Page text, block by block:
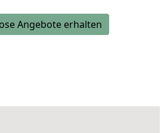
Angebote erhalten